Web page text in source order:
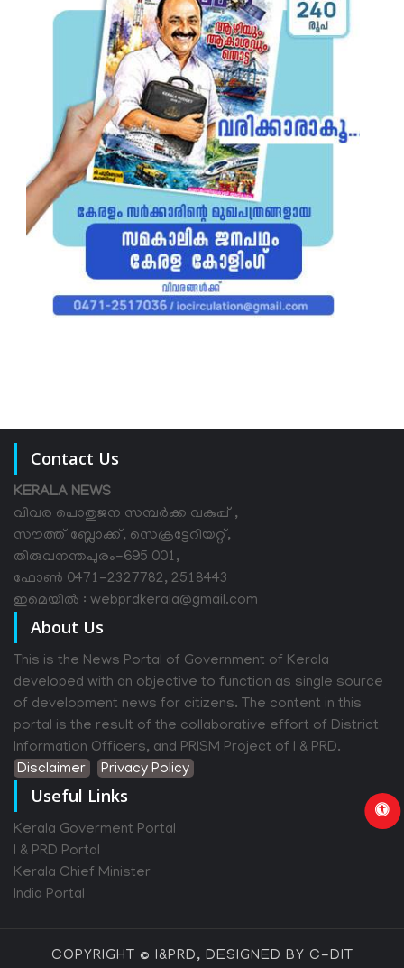
Contact Us
KERALA NEWS
വിവര പൊതുജന സമ്പര്‍ക്ക വകുപ്പ് ,
സൗത്ത് ബ്ലോക്ക്, സെക്രട്ടേറിയറ്റ്,
തിരുവനന്തപുരം-695 001,
ഫോൺ 0471-2327782, 2518443
ഇമെയിൽ : webprdkerala@gmail.com
About Us
This is the News Portal of Government of Kerala
developed with an objective to function as single source
of development news for citizens. The content in this
portal is the result of the collaborative effort of District
Information Officers, and PRISM Project of I & PRD.
Disclaimer
Privacy Policy
Useful Links
Kerala Goverment Portal
I & PRD Portal
Kerala Chief Minister
India Portal
COPYRIGHT © I&PRD, DESIGNED BY C-DIT